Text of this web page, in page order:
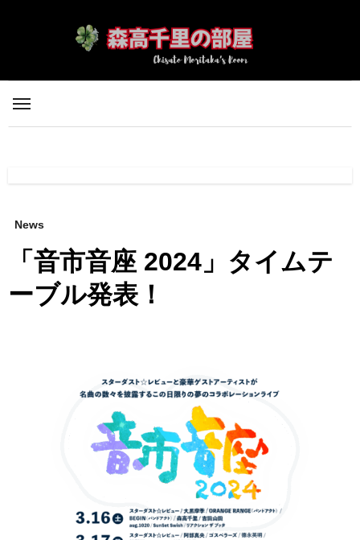
ス
News
「音市音座 2024」タイムテ
ーブル発表！